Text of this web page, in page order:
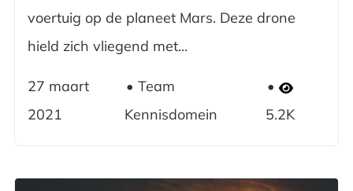
voertuig op de planeet Mars. Deze drone
hield zich vliegend met...
27 maart
2021
Team
Kennisdomein
5.2K